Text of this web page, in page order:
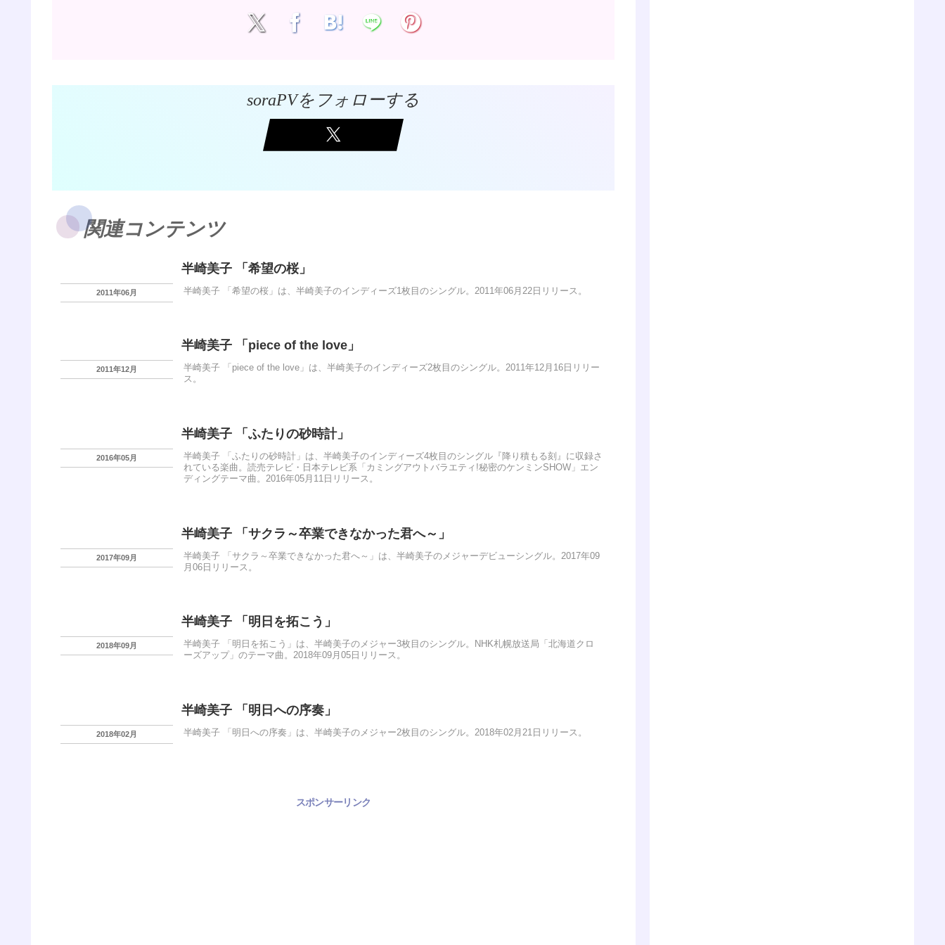
soraPVをフォローする
関連コンテンツ
2011年06月
半崎美子 「希望の桜」
半崎美子 「希望の桜」は、半崎美子のインディーズ1枚目のシングル。2011年06月22日リリース。
2011年12月
半崎美子 「piece of the love」
半崎美子 「piece of the love」は、半崎美子のインディーズ2枚目のシングル。2011年12月16日リリー
ス。
2016年05月
半崎美子 「ふたりの砂時計」
半崎美子 「ふたりの砂時計」は、半崎美子のインディーズ4枚目のシングル『降り積もる刻』に収録さ
れている楽曲。読売テレビ・日本テレビ系「カミングアウトバラエティ!秘密のケンミンSHOW」エン
ディングテーマ曲。2016年05月11日リリース。
2017年09月
半崎美子 「サクラ～卒業できなかった君へ～」
半崎美子 「サクラ～卒業できなかった君へ～」は、半崎美子のメジャーデビューシングル。2017年09
月06日リリース。
2018年09月
半崎美子 「明日を拓こう」
半崎美子 「明日を拓こう」は、半崎美子のメジャー3枚目のシングル。NHK札幌放送局「北海道クロ
ーズアップ」のテーマ曲。2018年09月05日リリース。
2018年02月
半崎美子 「明日への序奏」
半崎美子 「明日への序奏」は、半崎美子のメジャー2枚目のシングル。2018年02月21日リリース。
スポンサーリンク